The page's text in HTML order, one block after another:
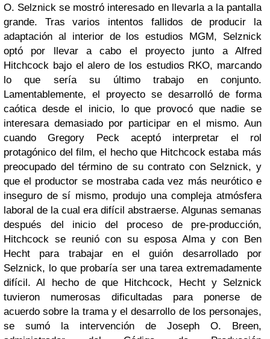
O. Selznick se mostró interesado en llevarla a la pantalla
grande. Tras varios intentos fallidos de producir la
adaptación al interior de los estudios MGM, Selznick
optó por llevar a cabo el proyecto junto a Alfred
Hitchcock bajo el alero de los estudios RKO, marcando
lo que sería su último trabajo en conjunto.
Lamentablemente, el proyecto se desarrolló de forma
caótica desde el inicio, lo que provocó que nadie se
interesara demasiado por participar en el mismo. Aun
cuando Gregory Peck aceptó interpretar el rol
protagónico del film, el hecho que Hitchcock estaba más
preocupado del término de su contrato con Selznick, y
que el productor se mostraba cada vez más neurótico e
inseguro de sí mismo, produjo una compleja atmósfera
laboral de la cual era difícil abstraerse. Algunas semanas
después del inicio del proceso de pre-producción,
Hitchcock se reunió con su esposa Alma y con Ben
Hecht para trabajar en el guión desarrollado por
Selznick, lo que probaría ser una tarea extremadamente
difícil. Al hecho de que Hitchcock, Hecht y Selznick
tuvieron numerosas dificultadas para ponerse de
acuerdo sobre la trama y el desarrollo de los personajes,
se sumó la intervención de Joseph O. Breen,